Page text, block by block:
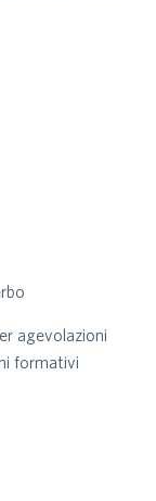
agevolazioni
formativi